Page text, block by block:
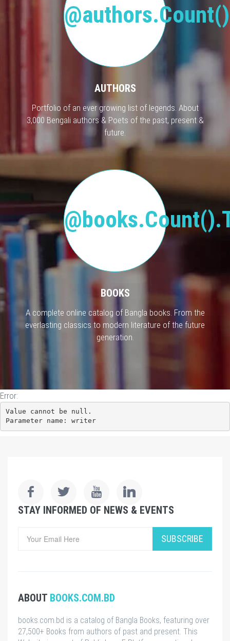
AUTHORS
Portfolio of an ever growing list of legends. About
3,000 Bengali authors & Poets of the past, present &
future.
BOOKS
A complete online catalog of Bangla books. From the
everlasting classics to modern literature of the future
generation.
Error:
Value cannot be null.
Parameter name: writer
STAY INFORMED OF NEWS & EVENTS
SUBSCRIBE
ABOUT BOOKS.COM.BD
books.com.bd is a catalog of Bangla Books, featuring over
27,500+ Books from authors of past and present. This